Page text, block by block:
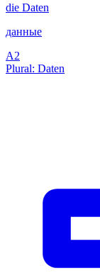
die Daten
данные
A2
Plural: Daten